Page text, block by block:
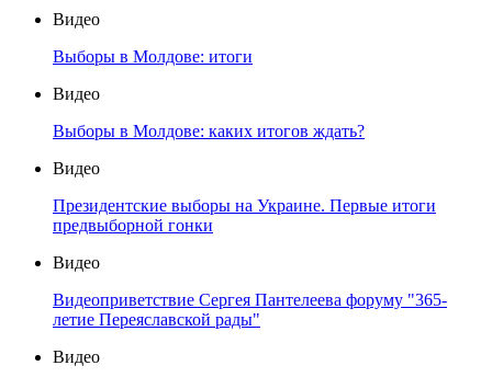
Видео
Выборы в Молдове: итоги
Видео
Выборы в Молдове: каких итогов ждать?
Видео
Президентские выборы на Украине. Первые итоги
предвыборной гонки
Видео
Видеоприветствие Сергея Пантелеева форуму "365-
летие Переяславской рады"
Видео